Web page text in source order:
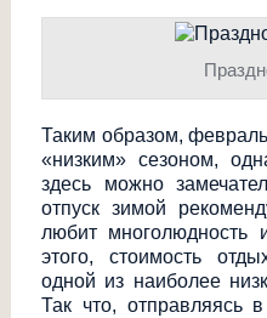
Таким образом,
«низким» сезоном,
здесь можно
отпуск зимой
любит
этого, стоимость
одной из наиболее
Так что, отправляясь